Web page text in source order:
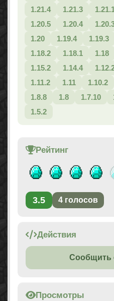
1.21.4
1.21.3
1.20.5
1.20.4
1.20
1.19.4 1.19.3
1.18.2
1.18.1 1.18
1.15.2
1.14.4
1.11.2
1.11 1.10.2
1.8.8
1.8 1.7.10
1.5.2
Рейтинг
3.5 4 голосов
Действия
Сообщить
Просмотры